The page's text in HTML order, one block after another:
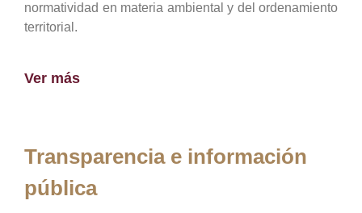
normatividad en materia ambiental y del ordenamiento
territorial.
Ver más
Transparencia e información
pública